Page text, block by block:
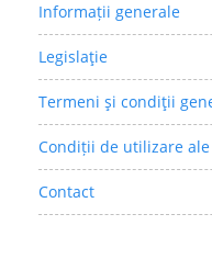
Informații generale
Legislaţie
Termeni şi condiţii
Condiții de utilizare
Contact